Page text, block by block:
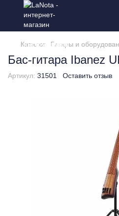
Каталог Гитары и
Бас-гитара Ibanez
Артикул: 31501 Оставить отзыв